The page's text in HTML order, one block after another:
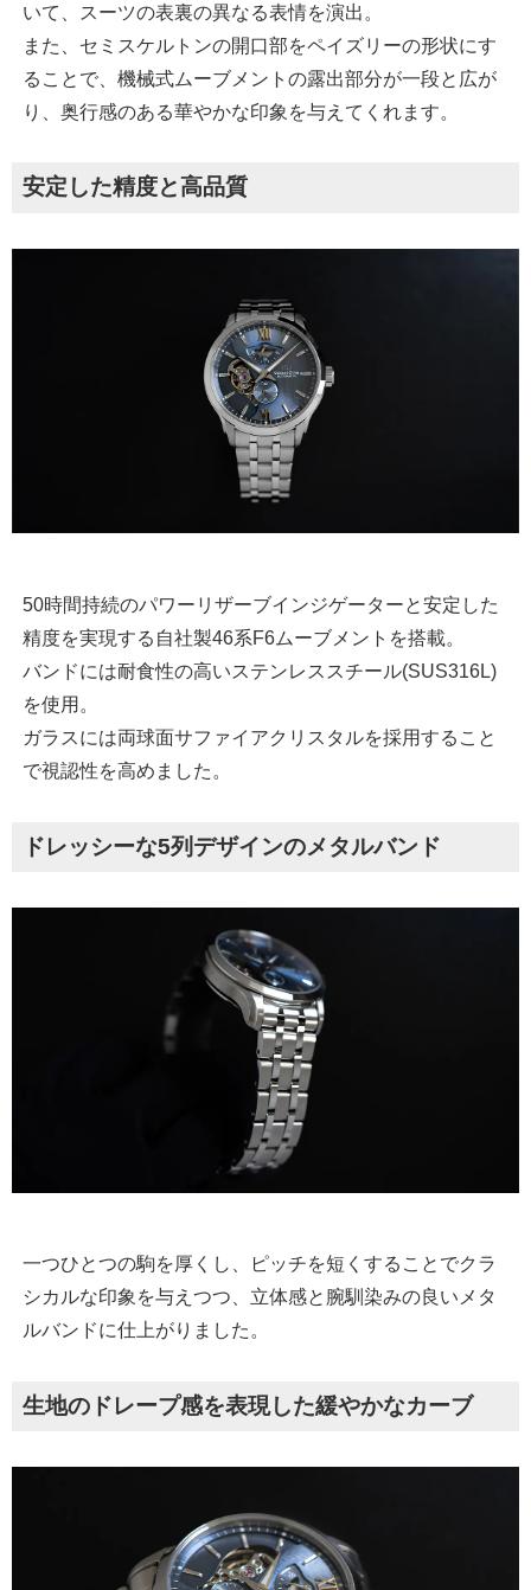
いて、スーツの表裏の異なる表情を演出。
また、セミスケルトンの開口部をペイズリーの形状にす
ることで、機械式ムーブメントの露出部分が一段と広が
り、奥行感のある華やかな印象を与えてくれます。
安定した精度と高品質
50時間持続のパワーリザーブインジゲーターと安定した
精度を実現する自社製46系F6ムーブメントを搭載。
バンドには耐食性の高いステンレススチール(SUS316L)
を使用。
ガラスには両球面サファイアクリスタルを採用すること
で視認性を高めました。
ドレッシーな5列デザインのメタルバンド
一つひとつの駒を厚くし、ピッチを短くすることでクラ
シカルな印象を与えつつ、立体感と腕馴染みの良いメタ
ルバンドに仕上がりました。
生地のドレープ感を表現した緩やかなカーブ